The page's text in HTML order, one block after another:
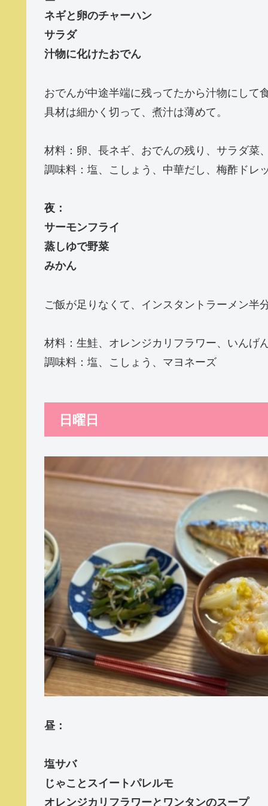
ネギと卵のチャーハン
サラダ
汁物に化けたおでん
おでんが中途半端に残ってたから汁物にして
具材は細かく切って、煮汁は薄めて。
材料：卵、長ネギ、おでんの残り、サラダ菜
調味料：塩、こしょう、中華だし、梅酢ドレ
夜：
サーモンフライ
蒸しゆで野菜
みかん
ご飯が足りなくて、インスタントラーメン半
材料：生鮭、オレンジカリフラワー、いんげ
調味料：塩、こしょう、マヨネーズ
日曜日
昼：
塩サバ
じゃことスイートパレルモ
オレンジカリフラワーとワンタンのスープ